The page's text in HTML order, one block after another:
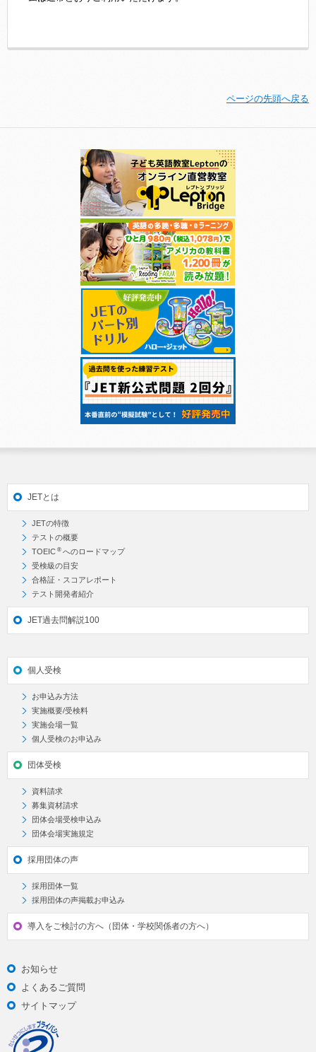
ページの先頭へ戻る
JETとは
JETの特徴
テストの概要
TOEIC ® へのロードマップ
受検級の目安
合格証・スコアレポート
テスト開発者紹介
JET過去問解説100
個人受検
お申込み方法
実施概要/受検料
実施会場一覧
個人受検のお申込み
団体受検
資料請求
募集資材請求
団体会場受検申込み
団体会場実施規定
採用団体の声
採用団体一覧
採用団体の声掲載お申込み
導入をご検討の方へ（団体・学校関係者の方へ）
お知らせ
よくあるご質問
サイトマップ